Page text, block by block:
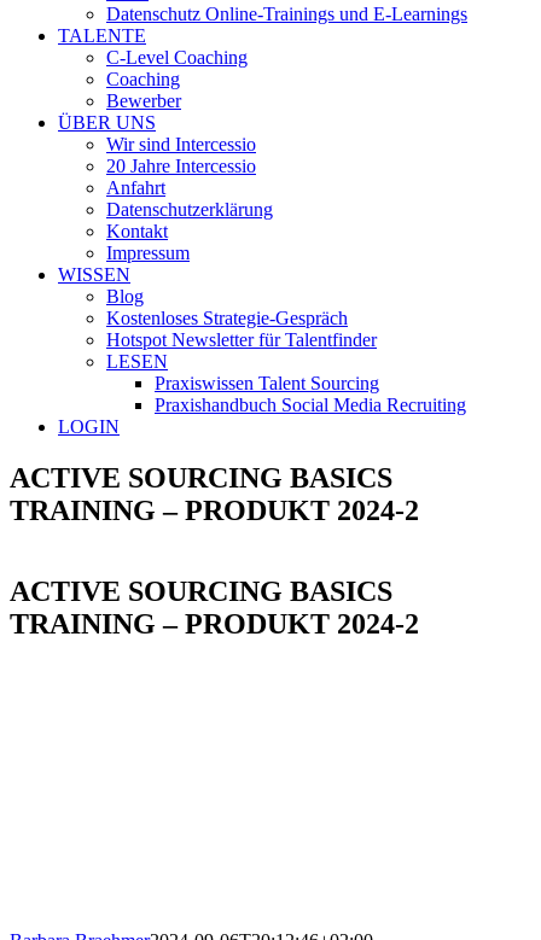
Datenschutz Online-Trainings und E-Learnings
TALENTE
C-Level Coaching
Coaching
Bewerber
ÜBER UNS
Wir sind Intercessio
20 Jahre Intercessio
Anfahrt
Datenschutzerklärung
Kontakt
Impressum
WISSEN
Blog
Kostenloses Strategie-Gespräch
Hotspot Newsletter für Talentfinder
LESEN
Praxiswissen Talent Sourcing
Praxishandbuch Social Media Recruiting
LOGIN
ACTIVE SOURCING BASICS
TRAINING – PRODUKT 2024-2
ACTIVE SOURCING BASICS
TRAINING – PRODUKT 2024-2